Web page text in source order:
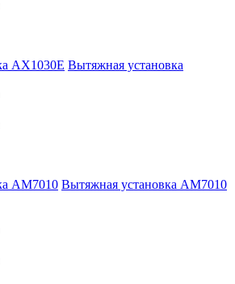
Вытяжная установка
Вытяжная установка AM7010